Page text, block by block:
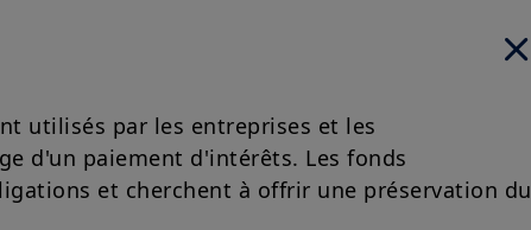
utilisés par les entreprises et les
d'un paiement d'intérêts. Les fonds
et cherchent à offrir une préservation du